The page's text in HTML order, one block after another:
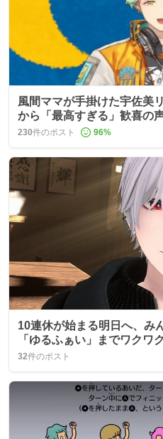
風間ママが手掛けた宇佐美
から「最高すぎる」歓喜の
230件のポスト 96%
10連休が始まる明日へ、み
「ゆるふぁい」までワクワ
32件のポスト